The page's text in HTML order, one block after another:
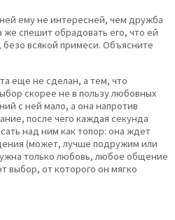
ему не интересней, чем дружба
спешит обрадовать его, что ей
всякой примеси. Объясните
еще не сделан, а тем, что
скорее не в пользу любовных
с ней мало, а она напротив
после чего каждая секунда
над ним как топор: она ждет
(может, лучше подружим или
только любовь, любое общение
выбор, от которого он мягко